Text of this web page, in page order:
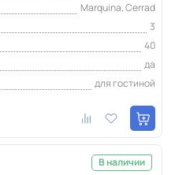
Marquina, Cerrad
3
40
да
для гостиной
В наличии